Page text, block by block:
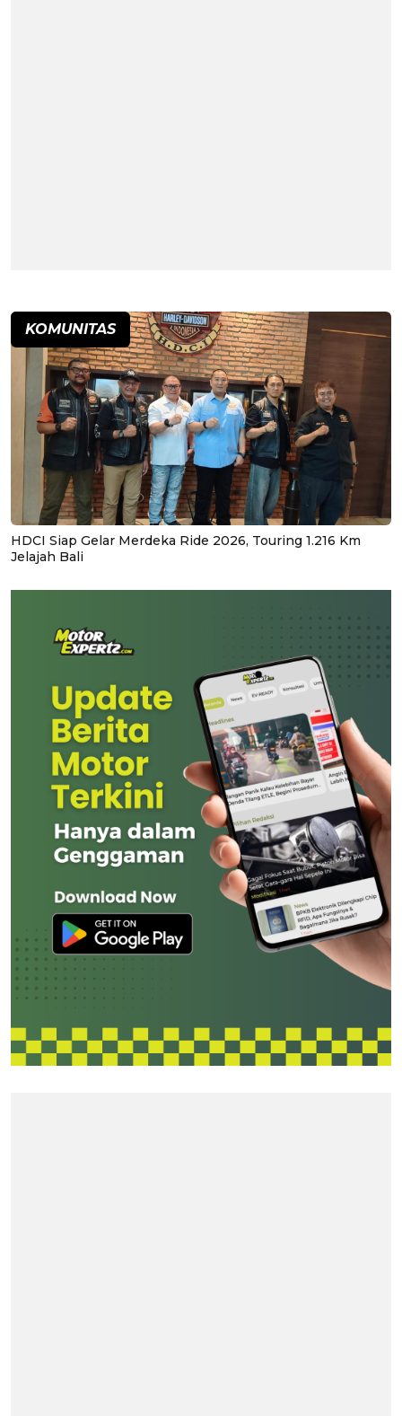
KOMUNITAS
HDCI Siap Gelar Merdeka Ride 2026, Touring 1.216 Km
Jelajah Bali